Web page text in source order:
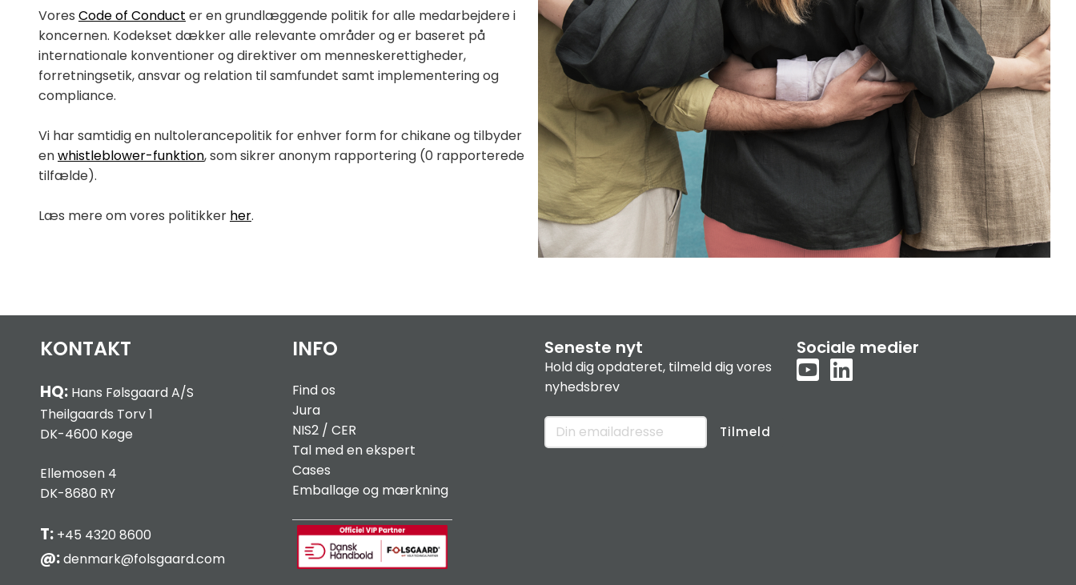
Vores Code of Conduct er en grundlæggende politik for alle medarbejdere i
koncernen. Kodekset dækker alle relevante områder og er baseret på
internationale konventioner og direktiver om menneskerettigheder,
forretningsetik, ansvar og relation til samfundet samt implementering og
compliance.
Vi har samtidig en nultolerancepolitik for enhver form for chikane og tilbyder
enwhistleblower-funktion, som sikrer anonym rapportering (0 rapporterede
tilfælde).
Læs mere om vores politikker her.
KONTAKT
HQ:Hans Følsgaard A/S
Theilgaards Torv 1
DK-4600 Køge
Ellemosen 4
DK-8680 RY
T:+45 4320 8600
@:denmark@folsgaard.com
INFO
Find os
Jura
NIS2 / CER
Tal med en ekspert
Cases
Emballage og mærkning
Seneste nyt
Hold dig opdateret, tilmeld dig vores
nyhedsbrev
Tilmeld
Sociale medier